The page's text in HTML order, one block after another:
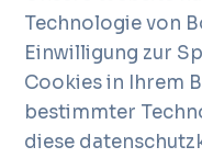
Technologie von
Einwilligung zur
Cookies in Ihrem
bestimmter
diese